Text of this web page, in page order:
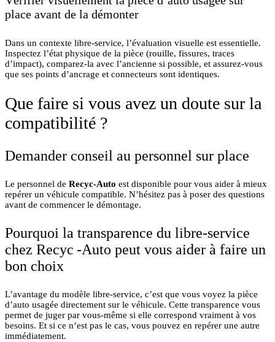
place avant de la démonter
Dans un contexte libre-service, l’évaluation visuelle est essentielle.
Inspectez l’état physique de la pièce (rouille, fissures, traces
d’impact), comparez-la avec l’ancienne si possible, et assurez-vous
que ses points d’ancrage et connecteurs sont identiques.
Que faire si vous avez un doute sur la
compatibilité ?
Demander conseil au personnel sur place
Le personnel de Recyc-Auto est disponible pour vous aider à mieux
repérer un véhicule compatible. N’hésitez pas à poser des questions
avant de commencer le démontage.
Pourquoi la transparence du libre-service
chez Recyc -Auto peut vous aider à faire un
bon choix
L’avantage du modèle libre-service, c’est que vous voyez la pièce
d’auto usagée directement sur le véhicule. Cette transparence vous
permet de juger par vous-même si elle correspond vraiment à vos
besoins. Et si ce n’est pas le cas, vous pouvez en repérer une autre
immédiatement.